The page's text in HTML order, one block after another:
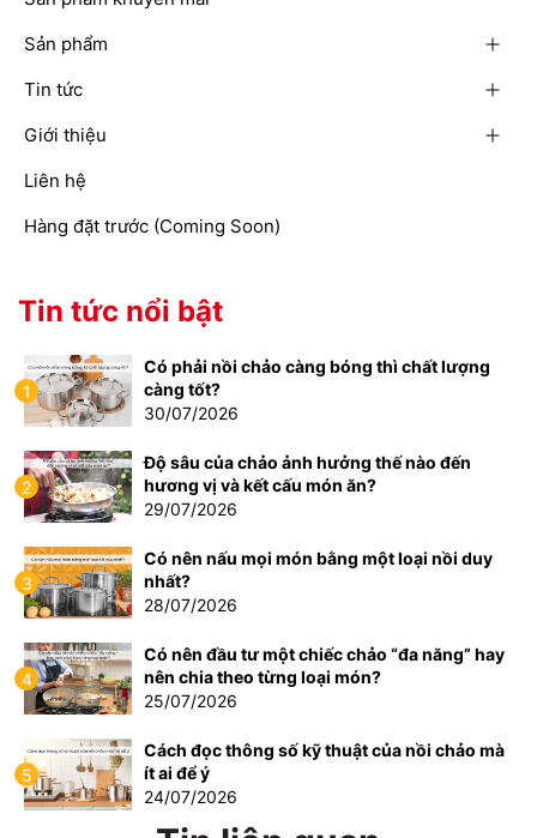
Sản phẩm
Tin tức
Giới thiệu
Liên hệ
Hàng đặt trước (Coming Soon)
Tin tức nổi bật
1
Có phải nồi chảo càng bóng thì chất lượng
càng tốt?
30/07/2026
2
Độ sâu của chảo ảnh hưởng thế nào đến
hương vị và kết cấu món ăn?
29/07/2026
3
Có nên nấu mọi món bằng một loại nồi duy
nhất?
28/07/2026
4
Có nên đầu tư một chiếc chảo “đa năng” hay
nên chia theo từng loại món?
25/07/2026
5
Cách đọc thông số kỹ thuật của nồi chảo mà
ít ai để ý
24/07/2026